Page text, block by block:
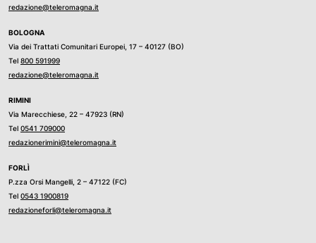
redazione@teleromagna.it
BOLOGNA
Via dei Trattati Comunitari Europei, 17 – 40127 (BO)
Tel 800 591999
redazione@teleromagna.it
RIMINI
Via Marecchiese, 22 – 47923 (RN)
Tel 0541 709000
redazionerimini@teleromagna.it
FORLÌ
P.zza Orsi Mangelli, 2 – 47122 (FC)
Tel 0543 1900819
redazioneforli@teleromagna.it